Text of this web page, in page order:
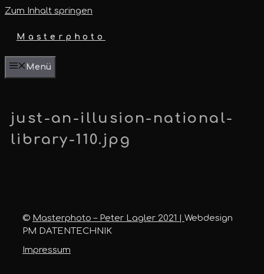
Zum Inhalt springen
Masterphoto
Menü
just-an-illusion-national-
library-110.jpg
© Masterphoto – Peter Lagler 2021 | Webdesign
PM DATENTECHNIK
Impressum